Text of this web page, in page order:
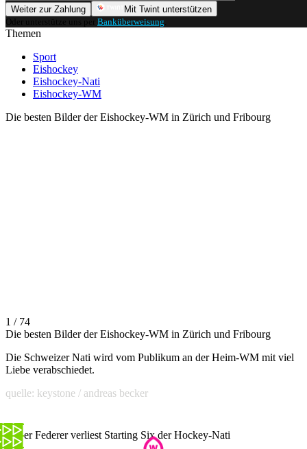
Weiter zur Zahlung
Mit Twint unterstützen
Oder unterstütze uns per Banküberweisung
Themen
Sport
Eishockey
Eishockey-Nati
Eishockey-WM
Die besten Bilder der Eishockey-WM in Zürich und Fribourg
1 / 74
Die besten Bilder der Eishockey-WM in Zürich und Fribourg
Die Schweizer Nati wird vom Publikum an der Heim-WM mit viel
Liebe verabschiedet.
quelle: keystone / andreas becker
Roger Federer verliest Starting Six der Hockey-Nati